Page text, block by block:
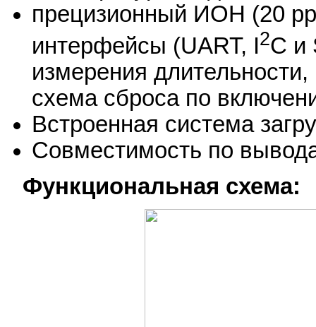
прецизионный ИОН (20
интерфейсы (UART, I2C и
измерения
схема сброса по
Встроенная система
Совместимость по
Функциональная схема: